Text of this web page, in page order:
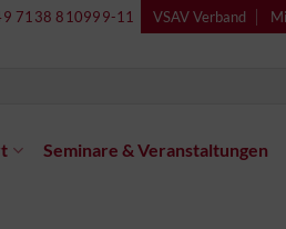
7138 810999-11 VSAV Verband
Seminare & Veranstaltungen